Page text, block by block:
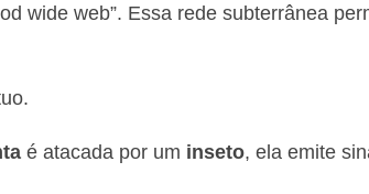
wide web”. Essa rede subterrânea
é atacada por um inseto, ela emite